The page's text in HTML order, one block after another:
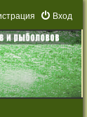
Вход
страция